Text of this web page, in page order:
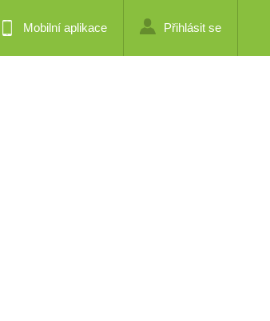
Mobilní aplikace Přihlásit se